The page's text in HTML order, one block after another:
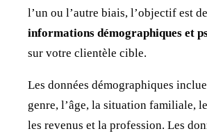
l’un ou l’autre biais, l’objectif est de
informations démographiques et
sur votre clientèle cible.
Les données démographiques
genre, l’âge, la situation familiale,
les revenus et la profession. Les